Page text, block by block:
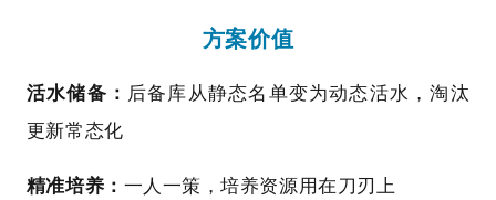
方案价值
活水储备： 后备库从静态名单变为动态活水，淘汰
更新常态化
精准培养： 一人一策，培养资源用在刀刃上